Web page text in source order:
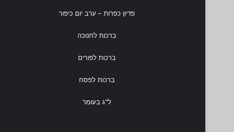
פדיון כפרות– ערב יום כיפור
ברכות לחנוכה
ברכות לפורים
ברכות לפסח
ל"ג בעומר